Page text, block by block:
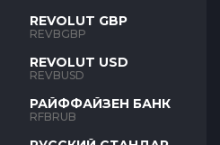
REVOLUT GBP
REVBGBP
REVOLUT USD
REVBUSD
РАЙФФАЙЗЕН БАНК
RFBRUB